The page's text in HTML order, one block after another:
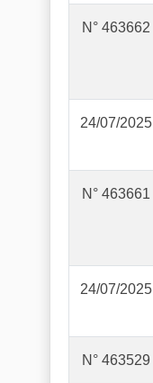
N° 463662
24/07/2025
N° 463661
24/07/2025
N° 463529